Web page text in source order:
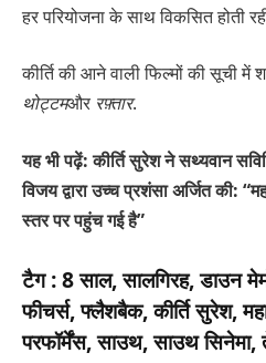
हर परियोजना के साथ विकसित होती
कीर्ति की आने वाली फिल्मों की सूची में
थोट्टमऔर रफ़्तार.
यह भी पढ़ें: कीर्ति सुरेश ने सथ्यवान
विजय द्वारा उच्च प्रशंसा अर्जित की:
स्तर पर पहुंच गई है”
टैग :8 साल, सालगिरह, डाउन
फीचर्स, फ्लैशबैक, कीर्ति सुरेश,
परफॉर्मेंस, साउथ, साउथ